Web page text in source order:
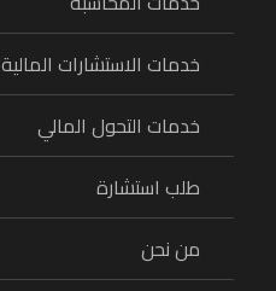
خدمات الاستشارات المالية
خدمات التحول المالي
طلب استشارة
من نحن